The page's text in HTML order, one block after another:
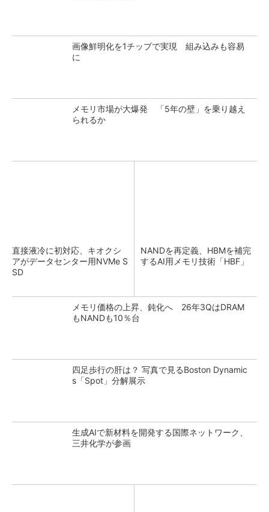
画像鮮明化を1チップで実現 組み込みも容易
に
メモリ市場が大爆発 「5年の壁」を乗り越え
られるか
直接液冷に初対応、キオクシ
アがデータセンター用NVMe S
SD
NANDを再定義、HBMを補完
するAI用メモリ技術「HBF」
メモリ価格の上昇、鈍化へ 26年3QはDRAM
もNANDも10％台
四足歩行の肝は？ 写真で見るBoston Dynamic
s「Spot」分解展示
生成AIで新材料を開発する国際ネットワーク、
三井化学が参画